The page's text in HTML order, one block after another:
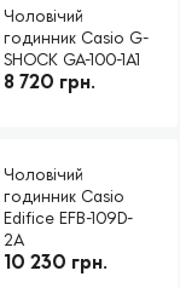
Чоловічий
годинник Casio G-
SHOCK GA-100-1A1
8 720 грн.
Чоловічий
годинник Casio
Edifice EFB-109D-
2A
10 230 грн.